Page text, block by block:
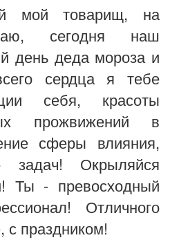
мой товарищ, на
сегодня наш
день деда мороза и
сердца я тебе
себя, красоты
прожвижений в
сферы влияния,
задач! Окрыляйся
Ты - превосходный
Отличного
с праздником!